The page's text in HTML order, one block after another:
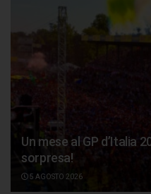
Un mese al GP d’Italia
sorpresa!
5 AGOSTO 2026